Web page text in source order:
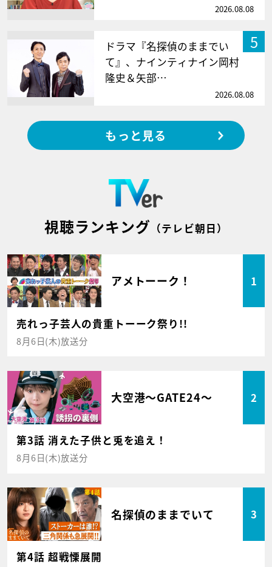
2026.08.08
5
ドラマ『名探偵のままでい
て』、ナインティナイン岡村
隆史＆矢部…
2026.08.08
もっと見る
視聴ランキング （テレビ朝日）
アメトーーク！ 1
売れっ子芸人の貴重トーーク祭り!!
8月6日(木)放送分
大空港～GATE24～ 2
第3話 消えた子供と兎を追え！
8月6日(木)放送分
名探偵のままでいて 3
第4話 超戦慄展開